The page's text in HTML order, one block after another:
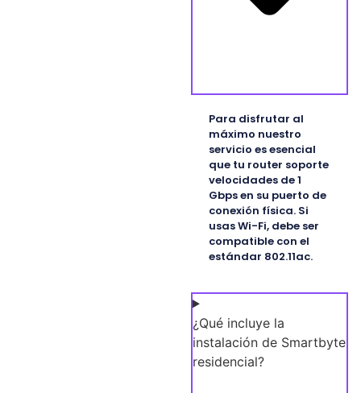
Para disfrutar al
máximo nuestro
servicio es esencial
que tu router soporte
velocidades de 1
Gbps en su puerto de
conexión física. Si
usas Wi-Fi, debe ser
compatible con el
estándar 802.11ac.
¿Qué incluye la
instalación de Smartbyte
residencial?